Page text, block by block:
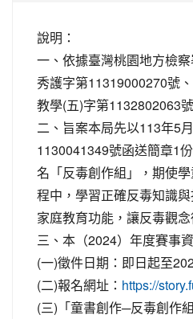
說明：
一、依據臺灣桃園地方檢
秀護字第11319000270號
教學(五)字第1132802063
二、旨案本局先以113年5
1130041349號函送簡章1
名「反毒創作組」，期使
程中，學習正確反毒知識
家庭教育功能，讓反毒觀念
三、本（2024）年度賽事
(一)徵件日期：即日起至
(二)報名網址： https://
(三)「童書創作─反毒創作